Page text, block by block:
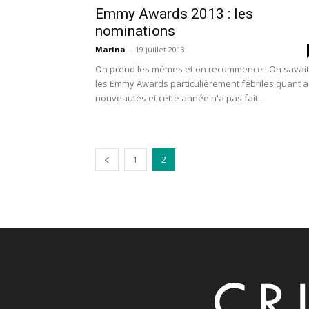
Emmy Awards 2013 : les
nominations
Marina - 19 juillet 2013
On prend les mêmes et on recommence ! On savait
les Emmy Awards particulièrement fébriles quant
nouveautés et cette année n'a pas fait...
1 2